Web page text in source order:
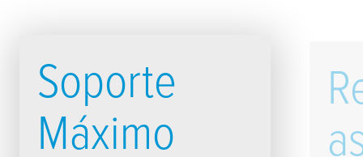
Soporte
Máximo